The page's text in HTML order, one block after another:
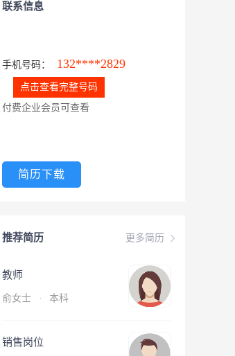
联系信息
手机号码： 132****2829
点击查看完整号码
付费企业会员可查看
简历下载
更多简历
推荐简历
教师
俞女士 · 本科
销售岗位